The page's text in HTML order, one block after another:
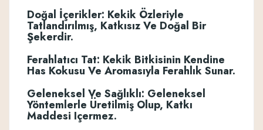
Doğal İçerikler: Kekik Özleriyle
Tatlandırılmış, Katkısız Ve Doğal Bir
Şekerdir.
Ferahlatıcı Tat: Kekik Bitkisinin Kendine
Has Kokusu Ve Aromasıyla Ferahlık Sunar.
Geleneksel Ve Sağlıklı: Geleneksel
Yöntemlerle Üretilmiş Olup, Katkı
Maddesi Içermez.